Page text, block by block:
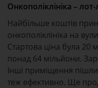
Онкополіклініка – лот-
Найбільше коштів
онкополіклініка на
Стартова ціна була 20
понад 64 мільйони.
Інші приміщення
теж ефективно. Ще